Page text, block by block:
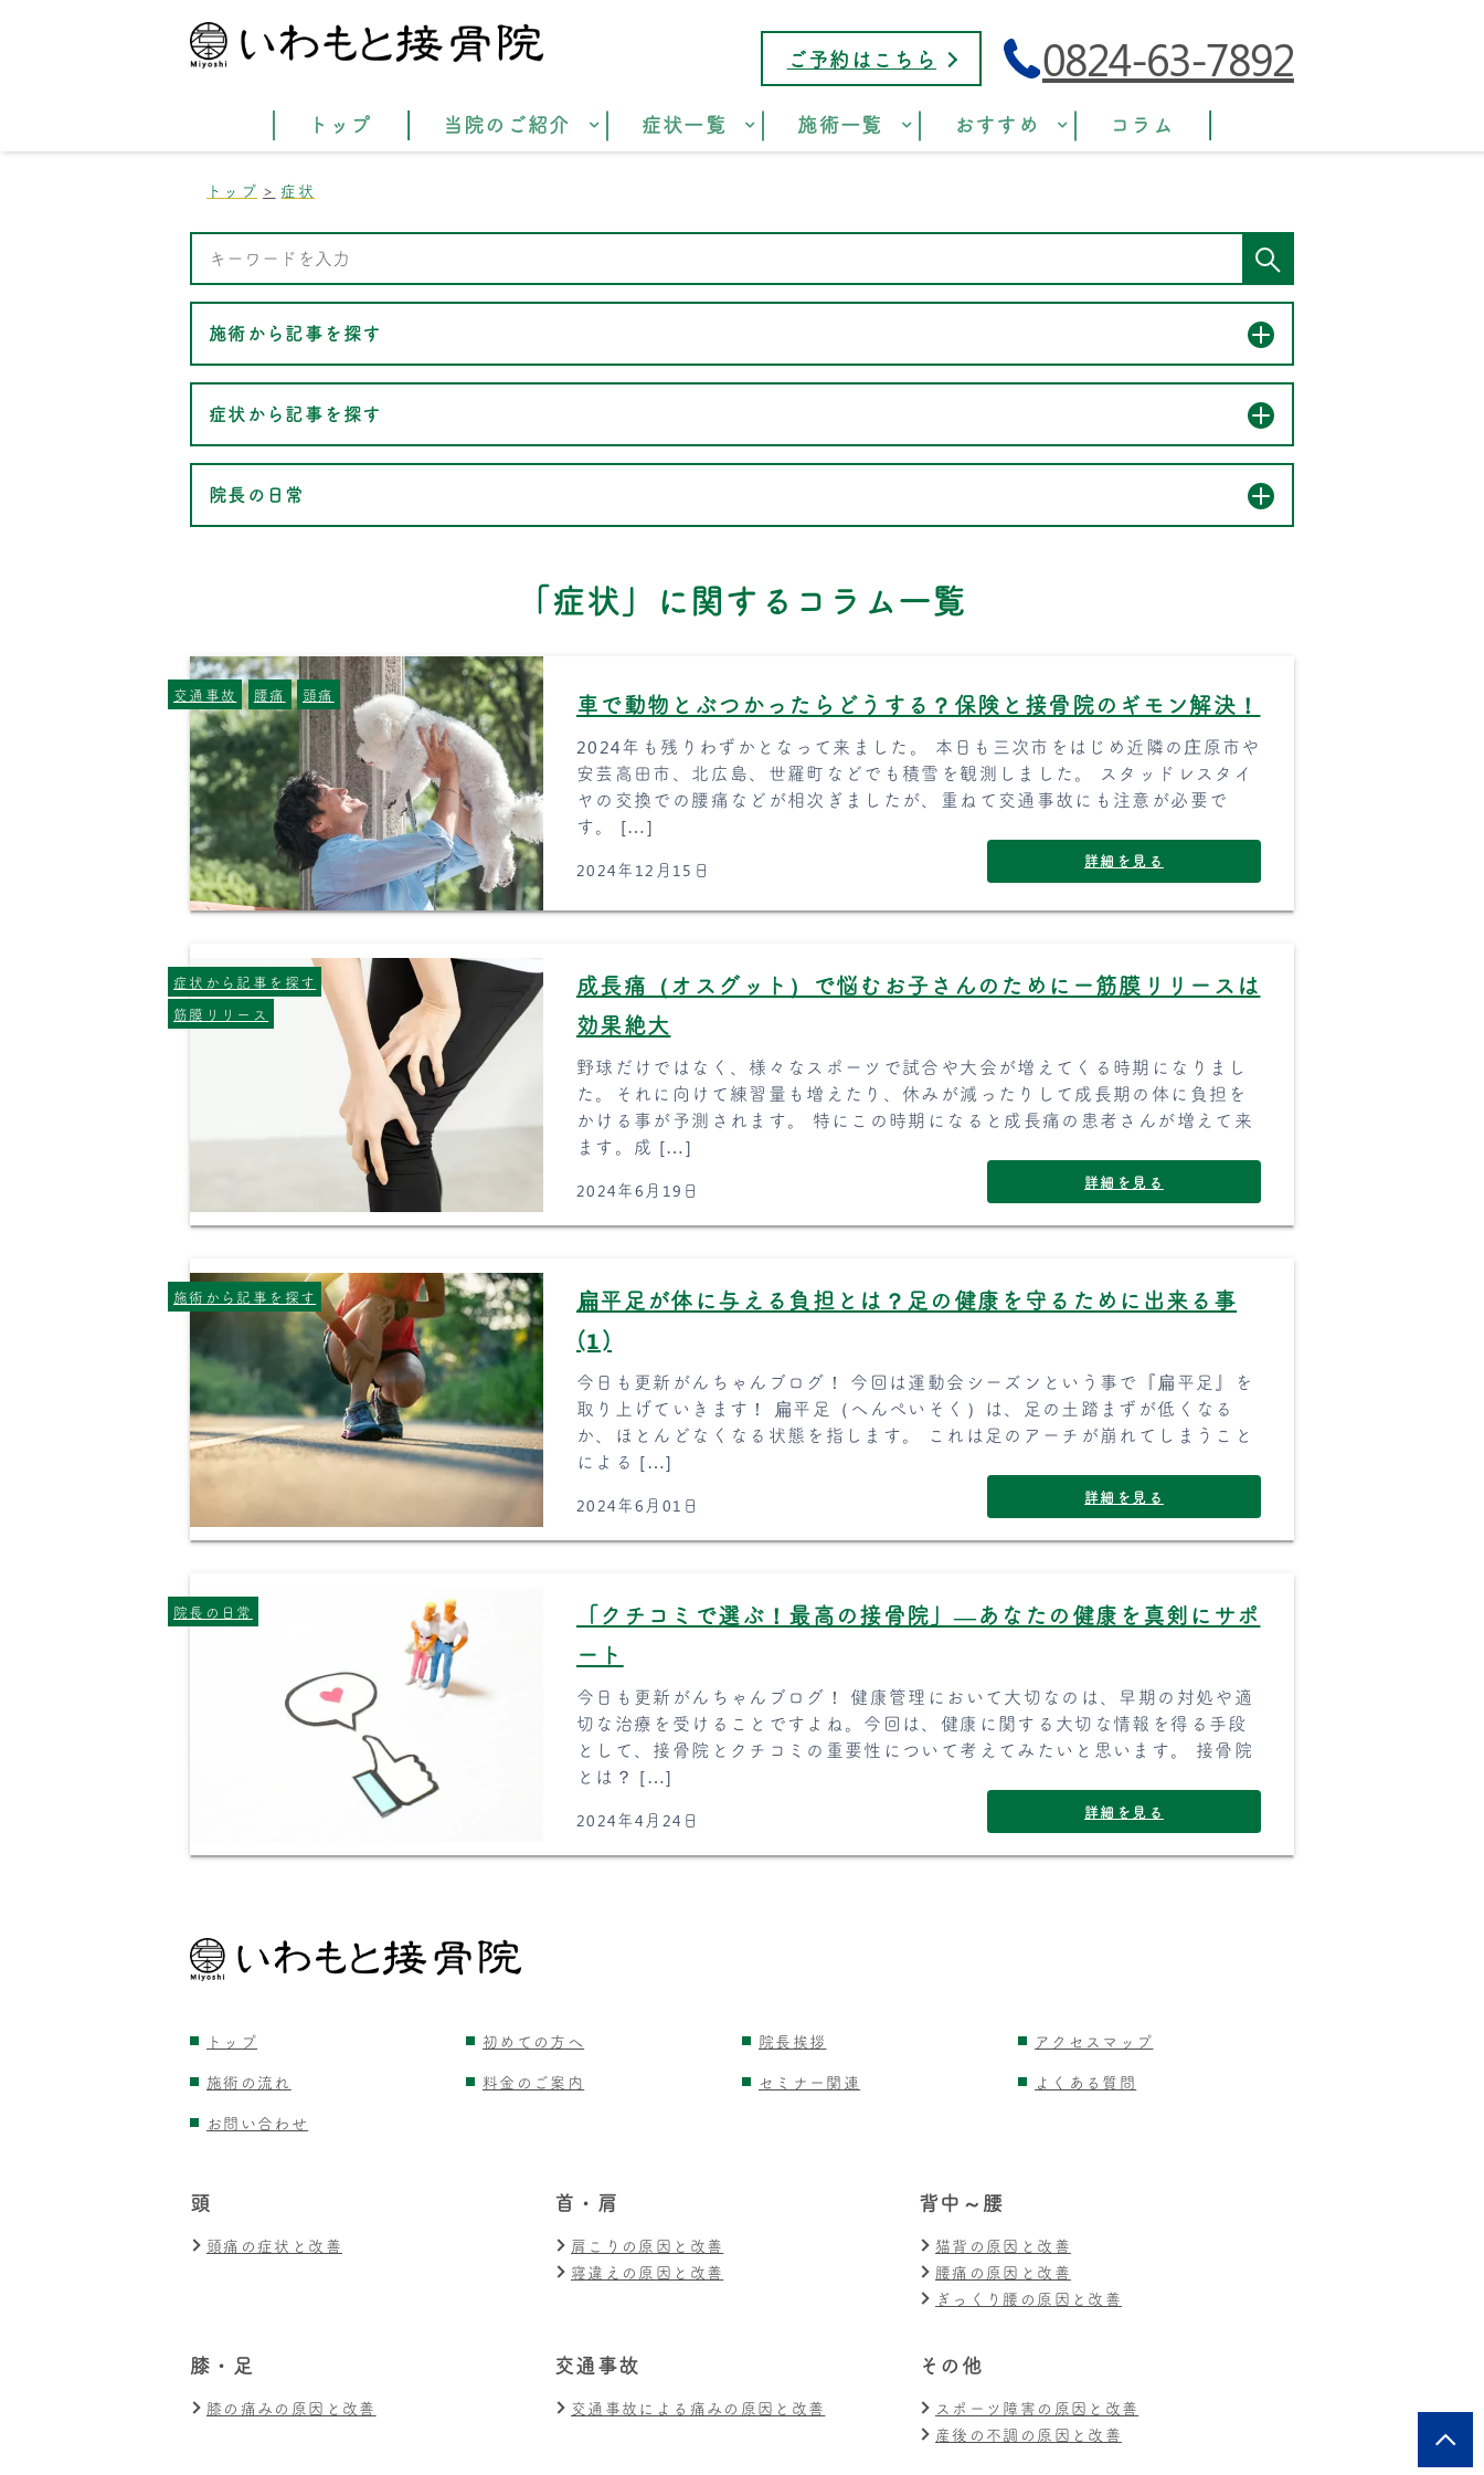
ご予約はこちら 0824-63-7892
トップ 当院のご紹介 症状一覧 施術一覧 おすすめ コラム
トップ 症状
施術から記事を探す
症状から記事を探す
院長の日常
「症状」に関するコラム一覧
車で動物とぶつかったらどうする？保険と接骨院のギモン解決！
2024年も残りわずかとなって来ました。 本日も三次市をはじめ近隣の庄原市や
安芸高田市、北広島、世羅町などでも積雪を観測しました。 スタッドレスタイ
ヤの交換での腰痛などが相次ぎましたが、重ねて交通事故にも注意が必要で
す。 […]
2024年12月15日 詳細を見る
交通事故 腰痛 頭痛
成長痛（オスグット）で悩むお子さんのためにー筋膜リリースは
効果絶大
野球だけではなく、様々なスポーツで試合や大会が増えてくる時期になりまし
た。それに向けて練習量も増えたり、休みが減ったりして成長期の体に負担を
かける事が予測されます。 特にこの時期になると成長痛の患者さんが増えて来
ます。成 […]
2024年6月19日 詳細を見る
症状から記事を探す
筋膜リリース
扁平足が体に与える負担とは？足の健康を守るために出来る事
(1)
今日も更新がんちゃんブログ！ 今回は運動会シーズンという事で『扁平足』を
取り上げていきます！ 扁平足（へんぺいそく）は、足の土踏まずが低くなる
か、ほとんどなくなる状態を指します。 これは足のアーチが崩れてしまうこと
による […]
2024年6月01日 詳細を見る
施術から記事を探す
「クチコミで選ぶ！最高の接骨院」―あなたの健康を真剣にサポ
ート
今日も更新がんちゃんブログ！ 健康管理において大切なのは、早期の対処や適
切な治療を受けることですよね。今回は、健康に関する大切な情報を得る手段
として、接骨院とクチコミの重要性について考えてみたいと思います。 接骨院
とは？ […]
2024年4月24日 詳細を見る
院長の日常
トップ 初めての方へ 院長挨拶
アクセスマップ
施術の流れ
料金のご案内 セミナー関連
よくある質問
お問い合わせ
頭
頭痛の症状と改善
首・肩
肩こりの原因と改善
寝違えの原因と改善
背中～腰
猫背の原因と改善
腰痛の原因と改善
ぎっくり腰の原因と改善
膝・足
膝の痛みの原因と改善
交通事故
交通事故による痛みの原因と改善
その他
スポーツ障害の原因と改善
産後の不調の原因と改善